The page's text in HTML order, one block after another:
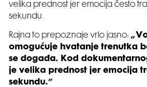
velika prednost jer emocija često
sekundu.
Rajna to prepoznaje vrlo jasno:
omogućuje hvatanje trenutka
se događa. Kod
je velika prednost jer emocija
sekundu.”